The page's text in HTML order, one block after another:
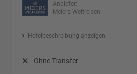
Anbieter:
Meiers Weltreisen
Hotelbeschreibung anzeigen
Ohne Transfer